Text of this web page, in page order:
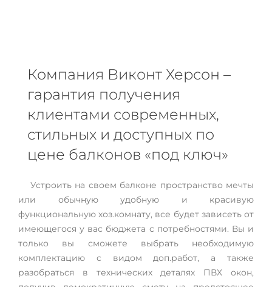
Компания Виконт Херсон –
гарантия получения
клиентами современных,
стильных и доступных по
цене балконов «под ключ»
Устроить на своем балконе пространство мечты
или обычную удобную и красивую
функциональную хоз.комнату, все будет зависеть от
имеющегося у вас бюджета с потребностями. Вы и
только вы сможете выбрать необходимую
комплектацию с видом доп.работ, а также
разобраться в технических деталях ПВХ окон,